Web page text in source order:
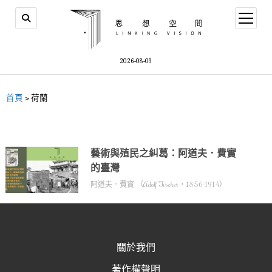
2026-08-09
首頁 >荷蘭
藝術與殖民之糾葛：阿道夫．費實
的臺灣
阿道夫．費實 （Adolf Fischer，1856-1914）
關於我們
著作權聲明